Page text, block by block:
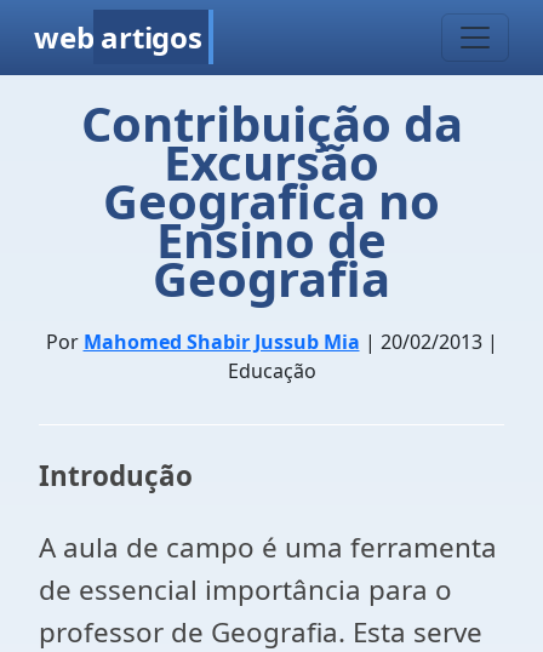
web artigos
Contribuição da
Excursão
Geografica no
Ensino de
Geografia
Por Mahomed Shabir Jussub Mia | 20/02/2013 |
Educação
Introdução
A aula de campo é uma ferramenta
de essencial importância para o
professor de Geografia. Esta serve